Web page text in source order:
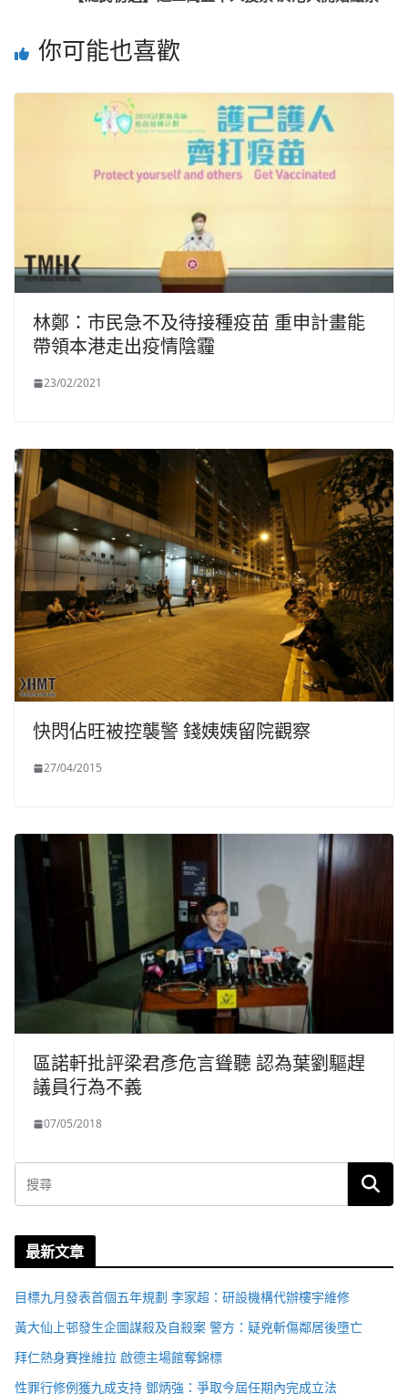
你可能也喜歡
林鄭：市民急不及待接種疫苗 重申計畫能
帶領本港走出疫情陰霾
23/02/2021
快閃佔旺被控襲警 錢姨姨留院觀察
27/04/2015
區諾軒批評梁君彥危言聳聽 認為葉劉驅趕
議員行為不義
07/05/2018
最新文章
目標九月發表首個五年規劃 李家超：研設機構代辦樓宇維修
黃大仙上邨發生企圖謀殺及自殺案 警方：疑兇斬傷鄰居後墮亡
拜仁熱身賽挫維拉 啟德主場館奪錦標
性罪行修例獲九成支持 鄧炳強：爭取今屆任期內完成立法